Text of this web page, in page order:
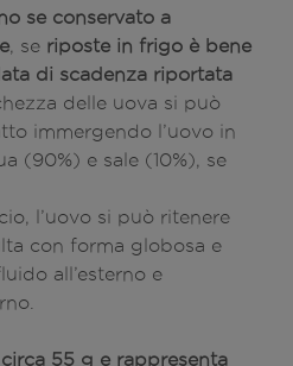
se conservato a
, se riposte in frigo è bene
di scadenza riportata
delle uova si può
immergendo l’uovo in
(90%) e sale (10%), se
l’uovo si può ritenere
con forma globosa e
all’esterno e
55 g e rappresenta